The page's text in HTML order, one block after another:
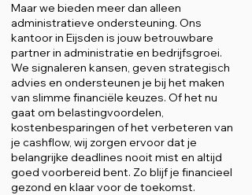
Maar we bieden meer dan alleen
administratieve ondersteuning. Ons
kantoor in Eijsden is jouw betrouwbare
partner in administratie en bedrijfsgroei.
We signaleren kansen, geven strategisch
advies en ondersteunen je bij het maken
van slimme financiële keuzes. Of het nu
gaat om belastingvoordelen,
kostenbesparingen of het verbeteren van
je cashflow, wij zorgen ervoor dat je
belangrijke deadlines nooit mist en altijd
goed voorbereid bent. Zo blijf je financieel
gezond en klaar voor de toekomst.